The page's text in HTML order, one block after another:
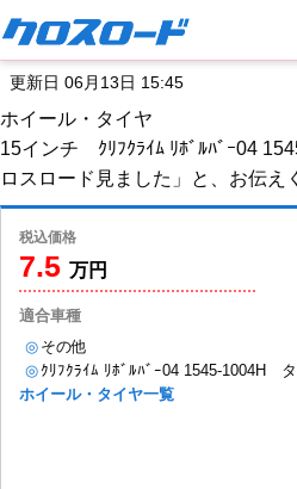
更新日 06月13日 15:45
ホイール・タイヤ
15インチ ｸﾘﾌｸﾗｲﾑ ﾘﾎﾞﾙﾊﾞｰ04
ロスロード見ました」と、お伝
税込価格
7.5 万円
適合車種
◎ その他
◎ｸﾘﾌｸﾗｲﾑ ﾘﾎﾞﾙﾊﾞｰ04 1545-1004H
ホイール・タイヤ一覧